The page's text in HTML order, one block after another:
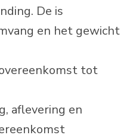
De is
en het gewicht
tot
aflevering en